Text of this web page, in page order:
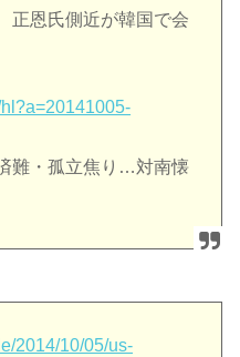
恩氏側近が韓国で会
難・孤立焦り…対南懐
2014/10/05/us-